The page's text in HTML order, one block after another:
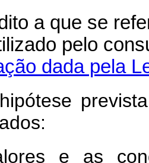
a que se
pelo
dada pela
e as